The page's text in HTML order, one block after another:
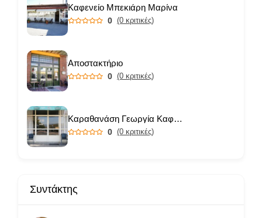
Καφενείο Μπεκιάρη Μαρίνα
0 (0 κριτικές)
Αποστακτήριο
0 (0 κριτικές)
Καραθανάση Γεωργία Καφενείο
0 (0 κριτικές)
Συντάκτης